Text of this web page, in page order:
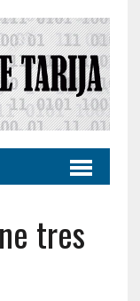
tres